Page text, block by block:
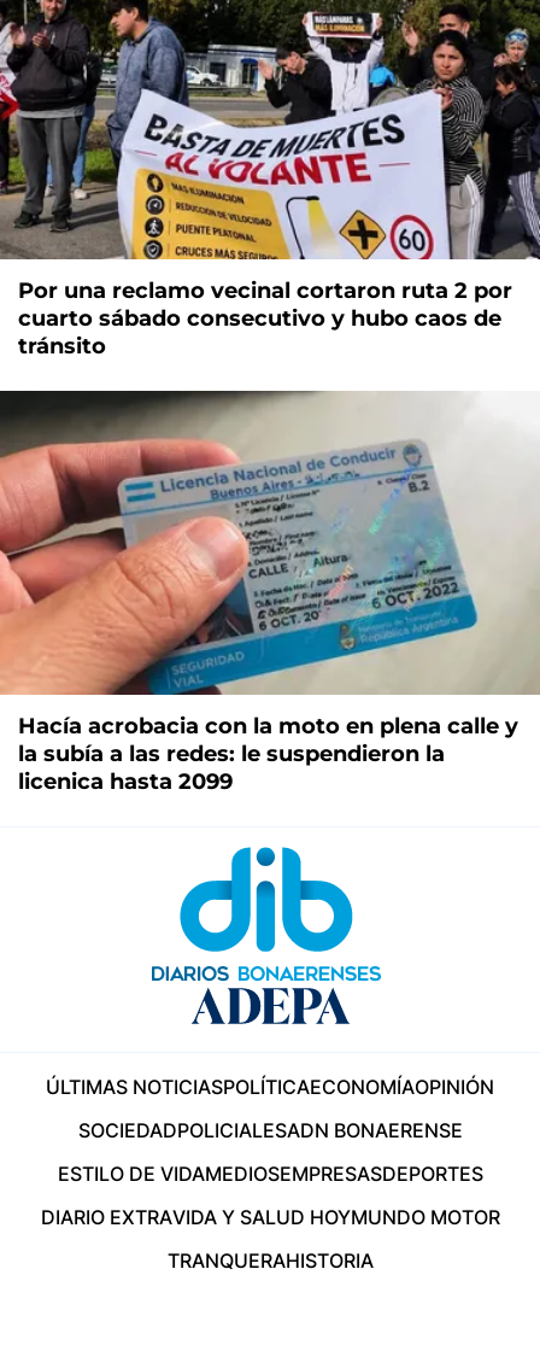
Por una reclamo vecinal cortaron ruta 2 por
cuarto sábado consecutivo y hubo caos de
tránsito
Hacía acrobacia con la moto en plena calle y
la subía a las redes: le suspendieron la
licenica hasta 2099
ÚLTIMAS NOTICIASPOLÍTICAECONOMÍAOPINIÓN
SOCIEDADPOLICIALESADN BONAERENSE
ESTILO DE VIDAMEDIOSEMPRESASDEPORTES
DIARIO EXTRAVIDA Y SALUD HOYMUNDO MOTOR
TRANQUERAHISTORIA